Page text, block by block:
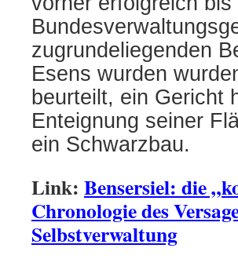
zugrundeliegenden
Esens wurden
beurteilt, ein Gericht
Enteignung seiner
ein Schwarzbau.
Link: Bensersiel: die
Chronologie des
Selbstverwaltung